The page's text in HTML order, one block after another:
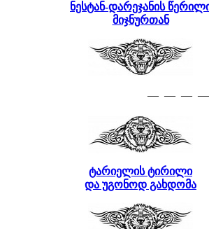
ნესტან-დარეჯანის
მიჯნურთან
— — —
ტარიელის ტირილი
და უგონოდ გახდომა